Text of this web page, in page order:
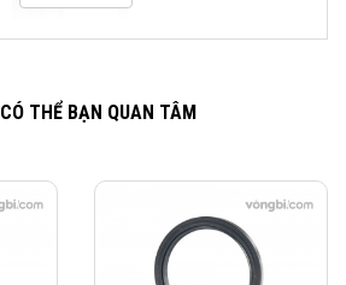
Catalogue Phớt chặn dầu SKF
THỂ BẠN QUAN TÂM